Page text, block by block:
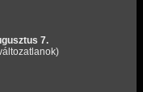
7.